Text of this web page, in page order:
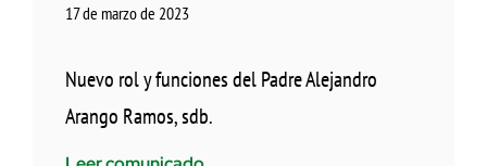
17 de marzo de 2023
Nuevo rol y funciones del Padre Alejandro
Arango Ramos, sdb.